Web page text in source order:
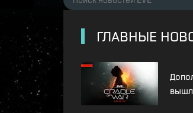
ГЛАВНЫЕ